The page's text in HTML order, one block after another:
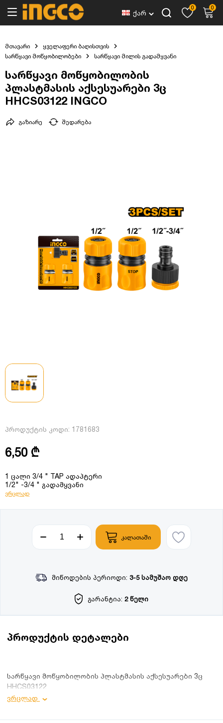
ქარ
0 0
მთავარი
ყველაფერი ბაღისთვის
სარწყავი მოწყობილობები
სარწყავი მილის გადამყვანი
სარწყავი მოწყობილობის
პლასტმასის აქსესუარები 3ც
HHCS03122 INGCO
შედარება
გაზიარე
პროდუქტის კოდი: 1781683
6,50 ₾
1 ცალი 3/4 " TAP ადაპტერი
1/2" -3/4 " გადამყვანი
ვრცლად
კალათაში
მიწოდების პერიოდი: 3-5 სამუშაო დღე
გარანტია: 2 წელი
პროდუქტის დეტალები
სარწყავი მოწყობილობის პლასტმასის აქსესუარები 3ც
HHCS03122
აქსესუარები კომპლექტში:
ვრცლად